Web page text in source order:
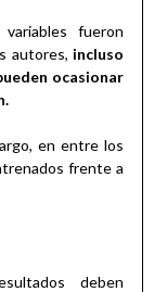
fueron
autores, incluso
ocasionar
en entre los
frente a
deben